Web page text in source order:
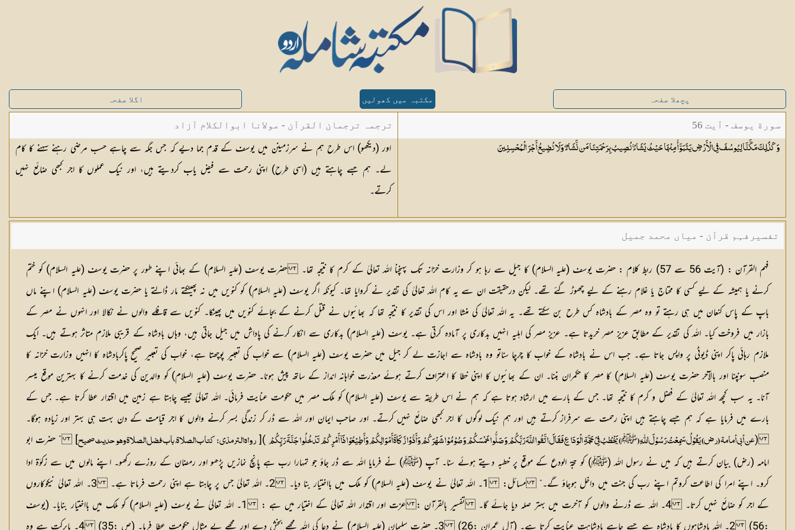
پچھلا صفحہ مکتبہ میں کھولیں اگلا صفحہ
سورة یوسف - آیت 56
وَكَذَٰلِكَ مَكَّنَّا لِيُوسُفَ فِي الْأَرْضِ يَتَبَوَّأُ مِنْهَا حَيْثُ يَشَاءُ ۚ نُصِيبُ بِرَحْمَتِنَا مَن نَّشَاءُ ۖ وَلَا نُضِيعُ أَجْرَالْمُحْسِنِينَ
ترجمہ ترجمان القرآن - مولانا ابوالکلام آزاد
اور (دیکھو) اس طرح ہم نے سرزمینن میں یوسف کے قدم جما دیے کہ جس جگہ سے چاہے حسب مرضی رہنے سہنے کا کام
لے۔ ہم جسے چاہتے ہیں (اسی طرح) اپنی رحمت سے فیض یاب کردیتے ہیں، اور نیک عملوں کا اجر کبھی ضائع نہیں
کرتے۔
تفسیرفہم قرآن - میاں محمد جمیل
فہم القرآن : (آیت 56 سے 57) ربط کلام :حضرت یوسف (علیہ السلام) کا جیل سے رہا ہو کر وزارت خزانہ تک پہنچنا اللہ تعالیٰ کے کرم کا نتیجہ تھا۔ حضرت یوسف (علیہ السلام) کے بھائی اپنے طور پر حضرت یوسف (علیہ السلام) کو ختم
کرنے یا ہمیشہ کے لیے کسی کا محتاج یا غلام رہنے کے لیے چھوڑ گئے تھے۔ لیکن درحقیقت ان سے یہ کام اللہ تعالیٰ کی تقدیر نے کروایا تھا۔ کیونکہ اگر یوسف (علیہ السلام) کو کنویں میں نہ پھینکتے مار ڈالتے یا حضرت یوسف (علیہ السلام) اپنے ماں
باپ کے پاس کنعان میں ہی رہتے تو وہ مصر کے بادشاہ کس طرح بن سکتے تھے۔ یہ اللہ تعالیٰ کی منشا اور اس کی تقدیر کا نتیجہ تھا کہ بھائیوں نے قتل کرنے کے بجائے کنویں میں پھینکا۔ کنویں سے قافلے والوں نے نکالا اور انہوں نے مصر کے
بازار میں فروخت کیا۔ اللہ کی تقدیر کے مطابق عزیز مصر خریدتا ہے۔ عزیز مصر کی اہلیہ انہیں بدکاری پر آمادہ کرتی ہے۔ یوسف (علیہ السلام) بدکاری سے انکار کرنے کی پاداش میں جیل جاتی ہیں، وہاں بادشاہ کے قریبی ملازم متاثر ہوتے ہیں۔ ایک
ملازم رہائی پاکر اپنی ڈیوٹی پر واپس جاتا ہے۔ جب اس نے بادشاہ کے خواب کا چرچا سناتو وہ بادشاہ سے اجازت لے کر جیل میں حضرت یوسف (علیہ السلام) سے خواب کی تعبیر پوچھتا ہے، خواب کی تعبیر صحیح پاکربادشاہ کا انہیں وزارت خزانہ کا
منصب سونپنا اور بالآخر حضرت یوسف (علیہ السلام) کا مصر کا حکمران بننا۔ ان کے بھائیوں کا اپنی خطا کا اعتراف کرتے ہوئے معذرت خواہانہ انداز کے ساتھ پیش ہونا۔ حضرت یوسف (علیہ السلام) کو والدین کی خدمت کرنے کا بہترین موقع میسر
آنا۔ یہ سب کچھ اللہ تعالیٰ کے فضل و کرم کا نتیجہ تھا۔ جس کے بارے میں ارشاد ہوتا ہے کہ ہم نے اس طریقہ سے یوسف (علیہ السلام) کو ملک مصر میں حکومت عنایت فرمائی۔ اللہ تعالیٰ جیسے چاہتا ہے زمین میں اقتدار عطا کرتا ہے۔ جس کے
بارے میں فرمایا ہے کہ ہم جسے چاہتے ہیں اپنی رحمت سے سرفراز کرتے ہیں اور ہم نیک لوگوں کا اجر کبھی ضائع نہیں کرتے۔ اور صاحب ایمان اور اللہ سے ڈر کر زندگی بسر کرنے والوں کا اجر قیامت کے دن بہت ہی بہتر اور زیادہ ہوگا۔
(عن أبی أمامۃ (رض) یَقُوْلُ سَمِعْتُ رَسُوْلَ اللّٰہِ (ﷺ) یَخْطُبُ فِیْ حَجَّۃِ الْوَدَاعِ فَقَالَ اتَّقُوا اللَّہَ رَبَّکُمْ وَصَلُّوا خَمْسَکُمْ وَصُوْمُوْا شَہْرَکُمْ وَأَدُّوْا زَکَاۃَ أَمْوَالِکُمْ وَأَطِیْعُوْا ذَآ أَمْرِکُمْ تَدْخُلُوا جَنَّۃَ رَبِّکُمْ )[رواہ الترمذی : کتاب الصلاۃ، باب فضل الصلاۃ وہو حدیث صحیح] ” حضرت ابو
امامہ (رض) بیان کرتے ہیں کہ میں نے رسول اللہ (ﷺ) کو حجۃ الودع کے موقع پر خطبہ دیتے ہوئے سنا۔ آپ (ﷺ) نے فرمایا اللہ سے ڈر جاؤ جو تمہارا رب ہے پانچ نمازیں پڑھو اور رمضان کے روزے رکھو۔ اپنے مالوں میں سے زکوٰۃ ادا
کرو۔ اپنے امرا کی اطاعت کروتم اپنے رب کی جنت میں داخل ہوجاؤ گے۔“مسائل:
1۔ اللہ تعالیٰ نے یوسف (علیہ السلام) کو ملک میں بااختیار بنا دیا۔ 2۔ اللہ تعالیٰ جس پر چاہتا ہے اپنی رحمت فرماتا ہے۔ 3۔ اللہ تعالیٰ نیکوکاروں
کے اجر کو ضائع نہیں کرتا۔ 4۔ اللہ سے ڈرنے والوں کو آخرت میں بہتر صلہ دیا جائے گا۔
تفسیر بالقرآن : عزت اور اقتدار اللہ تعالیٰ کے اختیار میں ہے :
1۔ اللہ تعالیٰ نے یوسف (علیہ السلام) کو ملک میں بااختیار بنایا۔ (یوسف
:56) 2۔ اللہ بادشاہوں کا بادشاہ ہے جسے چاہے بادشاہت عنایت کرتا ہے۔ (آل عمران :26) 3۔ حضرت سلیمان (علیہ السلام) نے دعا کی اللہ مجھے بخش دے اور مجھے بے مثال حکومت عطا فرما۔ (ص :35) 4۔ بابرکت ہے وہ